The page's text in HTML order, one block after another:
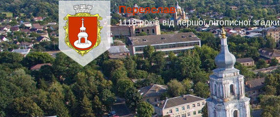
Переяслав
1118 років від першої літописної згадки